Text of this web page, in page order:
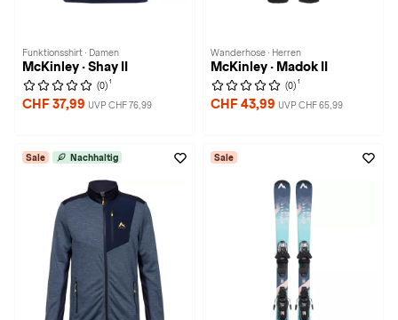
Funktionsshirt · Damen
McKinley · Shay II
(0) 1
CHF 37,99 UVP CHF 76,99
Wanderhose · Herren
McKinley · Madok II
(0) 1
CHF 43,99 UVP CHF 65,99
Sale Nachhaltig Sale